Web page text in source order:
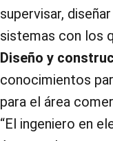
supervisar,
sistemas con los
Diseño y
conocimientos
para el área
“El ingeniero en